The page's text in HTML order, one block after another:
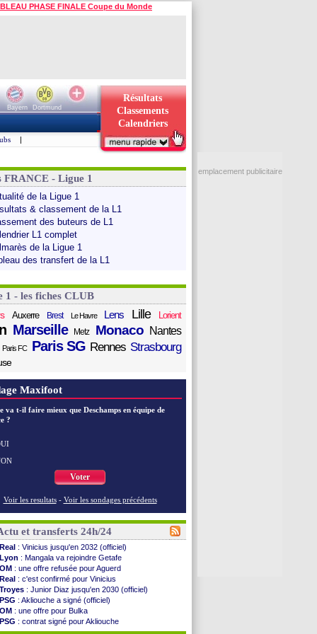
PHASE FINALE Coupe du Monde
Bayern
Dortmund
Résultats
Classements
Calendriers
|
FRANCE - Ligue 1
de la Ligue 1
& classement de la L1
des buteurs de L1
L1 complet
de la Ligue 1
des transfert de la L1
1 - les fiches CLUB
Auxerre Brest Le Havre Lens Lille Lorient
Marseille Metz Monaco Nantes
Paris FC Paris SG Rennes Strasbourg
Maxifoot
va t-il faire mieux que Deschamps en équipe de
?
Voter
Voir les resultats - Voir les sondages précédents
et transferts 24h/24
Real : Vinicius jusqu'en 2032 (officiel)
Lyon : Mangala va rejoindre Getafe
OM : une offre refusée pour Aguerd
Real : c'est confirmé pour Vinicius
Troyes : Junior Diaz jusqu'en 2030 (officiel)
PSG : Akliouche a signé (officiel)
OM : une offre pour Bulka
PSG : contrat signé pour Akliouche
Ouganda: Owori battu à mort à Kampala
emplacement publicitaire